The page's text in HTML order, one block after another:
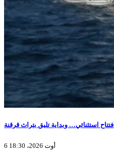
افتتاح استثنائي… وبداية تليق بتراث قرقنة
6 أوت 2026، 18:30